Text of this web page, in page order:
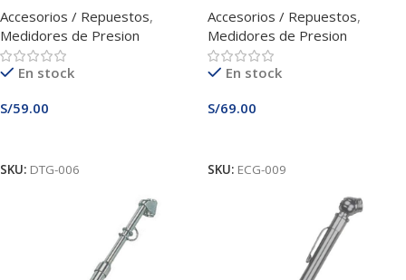
Accesorios / Repuestos,
Medidores de Presion
En stock
S/59.00
SKU: DTG-006
Accesorios / Repuestos,
Medidores de Presion
En stock
S/69.00
SKU: ECG-009